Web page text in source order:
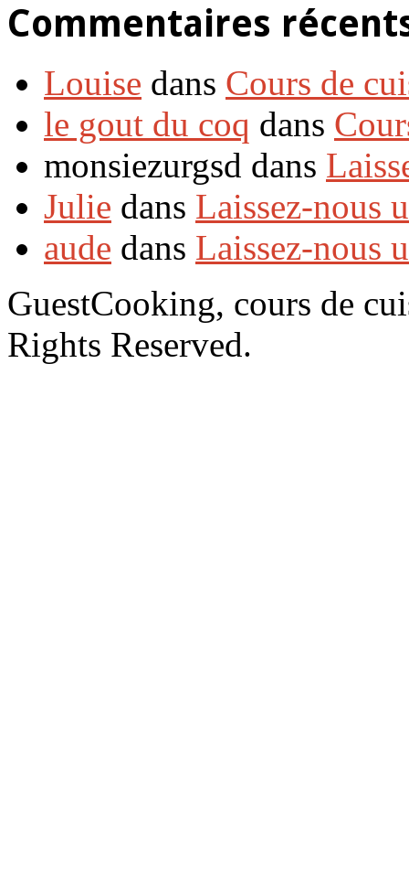
Commentaires
Louise dans Cours de
le gout du coq dans
monsiezurgsd dans
Julie dans Laissez-nous
aude dans Laissez-nous
GuestCooking, cours de
Rights Reserved.